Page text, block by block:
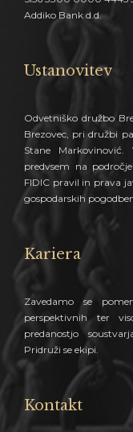
Addiko Bank d.d.
Ustanovitev
Odvetniško družbo
Brezovec, pri družbi
Stane
predvsem na
FIDIC pravil in prava
gospodarskih
Kariera
Zavedamo se
perspektivnih ter
predanostjo
Pridruži se ekipi.
Kontakt